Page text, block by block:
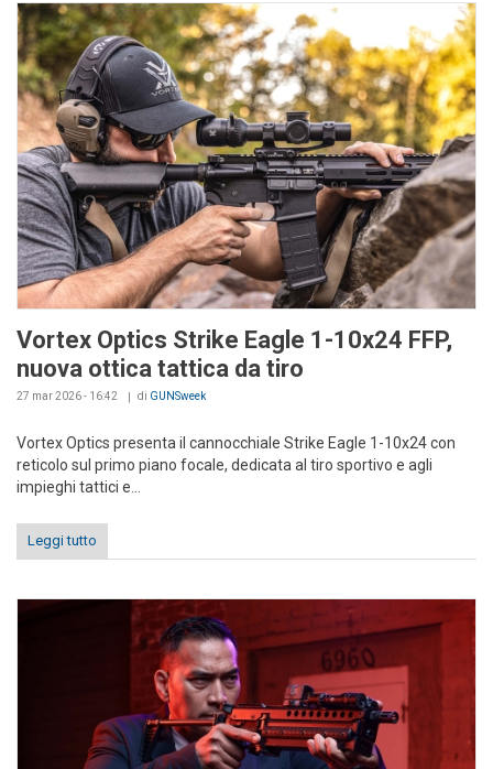
Vortex Optics Strike Eagle 1-10x24 FFP,
nuova ottica tattica da tiro
27 mar 2026 - 16:42 di GUNSweek
Vortex Optics presenta il cannocchiale Strike Eagle 1-10x24 con
reticolo sul primo piano focale, dedicata al tiro sportivo e agli
impieghi tattici e...
Leggi tutto